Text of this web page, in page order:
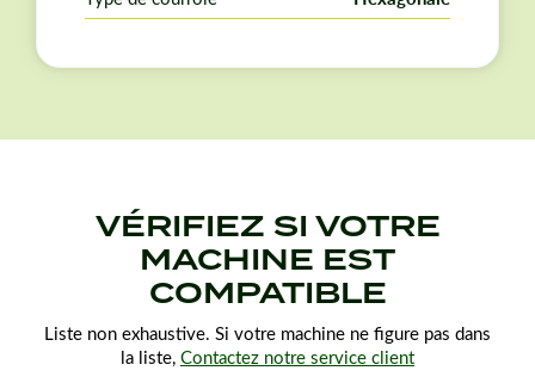
commande.
VÉRIFIEZ SI VOTRE
MACHINE EST
COMPATIBLE
Liste non exhaustive. Si votre machine ne figure pas dans
la liste, Contactez notre service client